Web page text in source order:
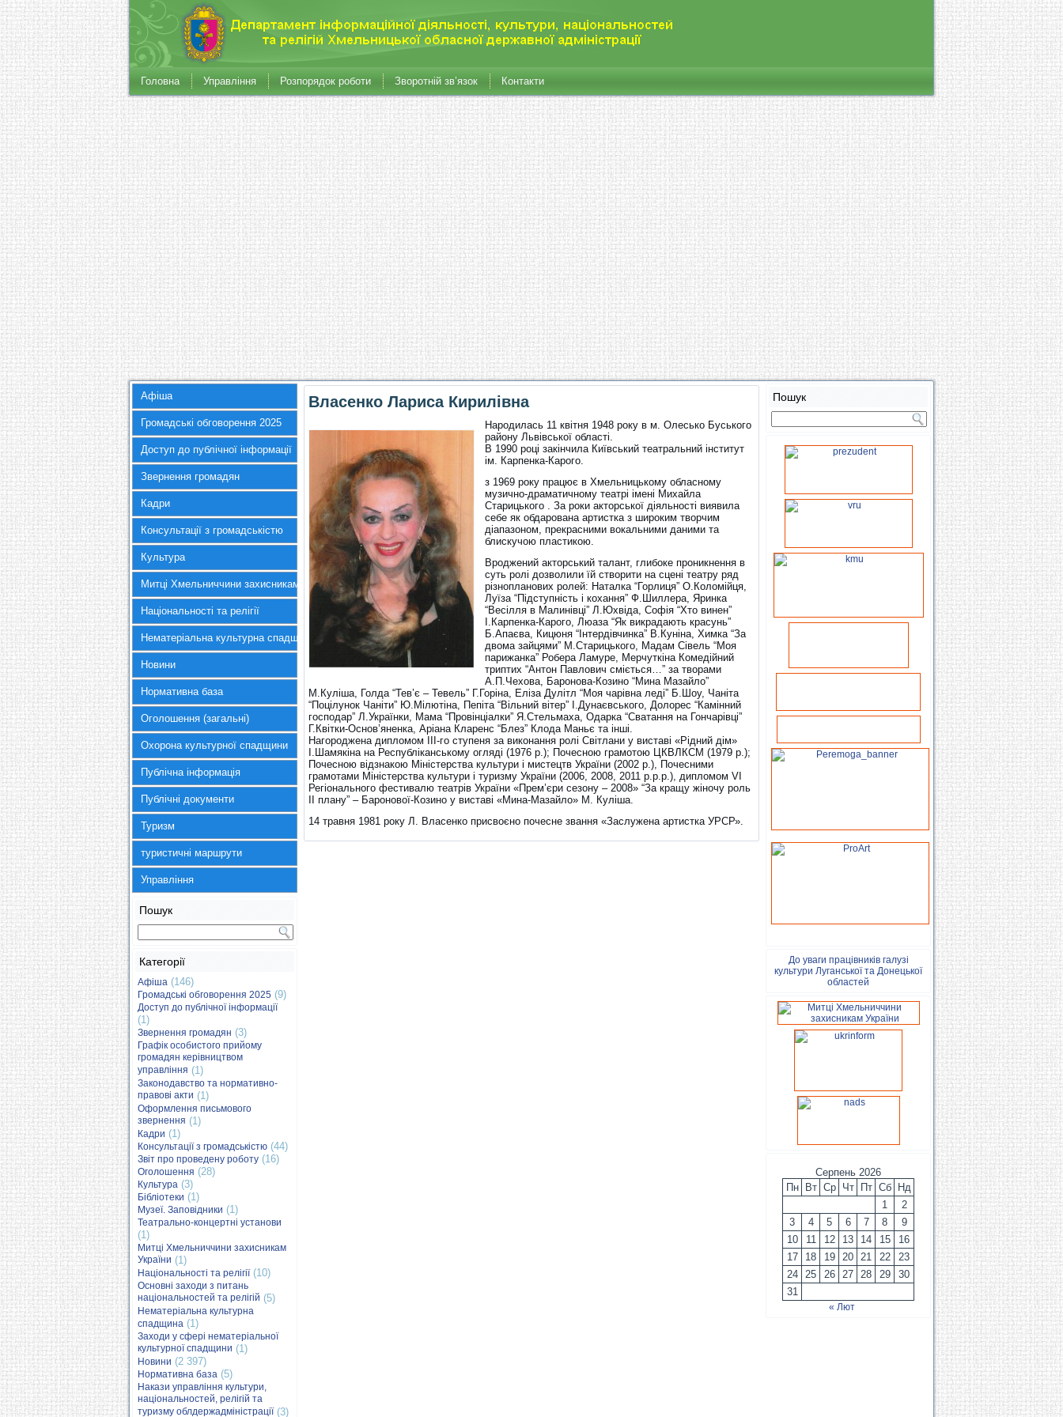
Головна Управління Розпорядок роботи Зворотній зв’язок Контакти
Афіша
Громадські обговорення 2025
Доступ до публічної інформації
Звернення громадян
Кадри
Консультації з громадськістю
Культура
Митці Хмельниччини захисникам України
Національності та релігії
Нематеріальна культурна спадщина
Новини
Нормативна база
Оголошення (загальні)
Охорона культурної спадщини
Публічна інформація
Публічні документи
Туризм
туристичні маршрути
Управління
Пошук
Категорії
Афіша (146)
Громадські обговорення 2025 (9)
Доступ до публічної інформації
(1)
Звернення громадян (3)
Графік особистого прийому
громадян керівництвом
управління (1)
Законодавство та нормативно-
правові акти (1)
Оформлення письмового
звернення (1)
Кадри (1)
Консультації з громадськістю (44)
Звіт про проведену роботу (16)
Оголошення (28)
Культура (3)
Бібліотеки (1)
Музеї. Заповідники (1)
Театрально-концертні установи
(1)
Митці Хмельниччини захисникам
України (1)
Національності та релігії(10)
Основні заходи з питань
національностей та релігій (5)
Нематеріальна культурна
спадщина (1)
Заходи у сфері нематеріальної
культурної спадщини (1)
Новини (2 397)
Нормативна база (5)
Накази управління культури,
національностей, релігій та
туризму облдержадміністрації(3)
Власенко Лариса Кирилівна
Народилась 11 квітня 1948 року в м. Олесько Буського
району Львівської області.
В 1990 році закінчила Київський театральний інститут
ім. Карпенка-Карого.
з 1969 року працює в Хмельницькому обласному
музично-драматичному театрі імені Михайла
Старицького . За роки акторської діяльності виявила
себе як обдарована артистка з широким творчим
діапазоном, прекрасними вокальними даними та
блискучою пластикою.
Вроджений акторський талант, глибоке проникнення в
суть ролі дозволили їй створити на сцені театру ряд
різнопланових ролей: Наталка “Горлиця” О.Коломійця,
Луїза “Підступність і кохання” Ф.Шиллера, Яринка
“Весілля в Малинівці” Л.Юхвіда, Софія “Хто винен”
І.Карпенка-Карого, Люаза “Як викрадають красунь”
Б.Апаєва, Кицюня “Інтердівчинка” В.Куніна, Химка “За
двома зайцями” М.Старицького, Мадам Сівель “Моя
парижанка” Робера Ламуре, Мерчуткіна Комедійний
триптих “Антон Павлович сміється…” за творами
А.П.Чехова, Баронова-Козино “Мина Мазайло”
М.Куліша, Голда “Тев’є – Тевель” Г.Горіна, Еліза Дулітл “Моя чарівна леді” Б.Шоу, Чаніта
“Поцілунок Чаніти” Ю.Мілютіна, Пепіта “Вільний вітер” І.Дунаєвського, Долорес “Камінний
господар” Л.Українки, Мама “Провінціалки” Я.Стельмаха, Одарка “Сватання на Гончарівці”
Г.Квітки-Основ’яненка, Аріана Кларенс “Блез” Клода Маньє та інші.
Нагороджена дипломом ІІІ-го ступеня за виконання ролі Світлани у виставі «Рідний дім»
І.Шамякіна на Республіканському огляді (1976 р.); Почесною грамотою ЦКВЛКСМ (1979 р.);
Почесною відзнакою Міністерства культури і мистецтв України (2002 р.), Почесними
грамотами Міністерства культури і туризму України (2006, 2008, 2011 р.р.р.), дипломом VІ
Регіонального фестивалю театрів України «Прем’єри сезону – 2008» “За кращу жіночу роль
ІІ плану” – Баронової-Козино у виставі «Мина-Мазайло» М. Куліша.
14 травня 1981 року Л. Власенко присвоєно почесне звання «Заслужена артистка УРСР».
Пошук
До уваги працівників галузі
культури Луганської та Донецької
областей
Серпень 2026
Пн
Вт Ср Чт Пт Сб
Нд
1
2
3
4 5 6 7 8
9
10
11 12 13 14 15
16
17
18 19 20 21 22
23
24
25 26 27 28 29
30
31
« Лют